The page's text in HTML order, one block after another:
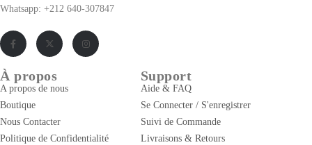
Whatsapp: +212 640-307847
À propos
A propos de nous
Boutique
Nous Contacter
Politique de Confidentialité
Support
Aide & FAQ
Se Connecter / S'enregistrer
Suivi de Commande
Livraisons & Retours